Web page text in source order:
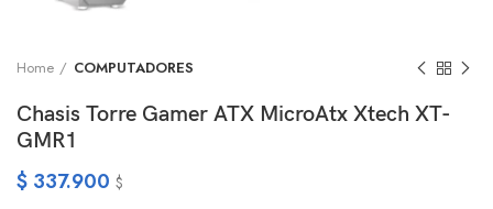
Home COMPUTADORES
Chasis Torre Gamer ATX MicroAtx Xtech XT-
GMR1
$ 337.900 $